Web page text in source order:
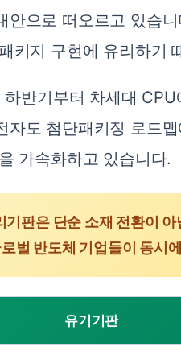
안으로 떠오르고 있습
키지 구현에 유리하기
반기부터 차세대
자도 첨단패키징 로드
가속화하고 있습니다.
기판은 단순 소재 전환이
벌 반도체 기업들이 동시
유기기판